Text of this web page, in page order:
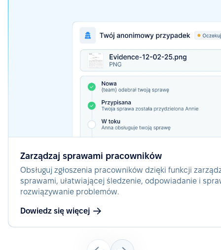
Zarządzaj sprawami pracowników
Obsługuj zgłoszenia pracowników dzięki funkcji
sprawami, ułatwiającej śledzenie, odpowiadanie i
rozwiązywanie problemów.
Dowiedz się więcej